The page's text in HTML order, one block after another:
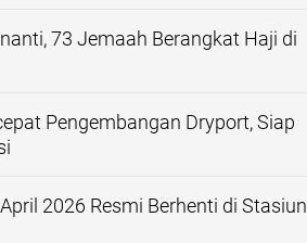
73 Jemaah Berangkat Haji di
Pengembangan Dryport, Siap
2026 Resmi Berhenti di Stasiun